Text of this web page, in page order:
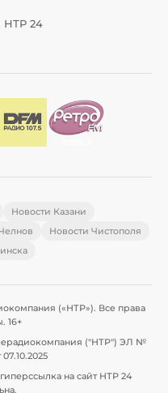
НТР 24
Новости Казани
Новости Чистополя
(«НТР»). Все права
16+
("НТР") ЭЛ №
на сайт НТР 24